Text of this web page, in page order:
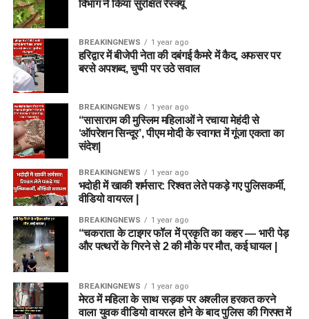
विभाग ने किया सुरक्षित रेस्क्यू
BREAKINGNEWS 1 year ago
हरिद्वार में बीजेपी नेता की दबंगई कैमरे में कैद, अफसर पर
बरसे अपशब्द, चुप्पी पर उठे सवाल
BREAKINGNEWS 1 year ago
“सासाराम की मुस्लिम महिलाओं ने रचाया मेहंदी से
‘ऑपरेशन सिन्दूर’, पीएम मोदी के स्वागत में गूंजा एकता का
संदेश|
BREAKINGNEWS 1 year ago
भदोही में खाकी शर्मसार: रिश्वत लेते पकड़े गए पुलिसकर्मी,
वीडियो वायरल |
BREAKINGNEWS 1 year ago
“चकराता के टाइगर फॉल में प्रकृति का कहर — भारी पेड़
और पत्थरों के गिरने से 2 की मौके पर मौत, कई घायल |
BREAKINGNEWS 1 year ago
मेरठ में महिला के साथ सड़क पर अश्लील हरकत करने
वाला युवक वीडियो वायरल होने के बाद पुलिस की गिरफ्त में